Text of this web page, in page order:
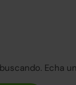
Echa